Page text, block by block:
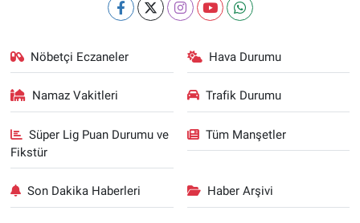
Nöbetçi Eczaneler Hava Durumu
Namaz Vakitleri Trafik Durumu
Süper Lig Puan Durumu ve
Fikstür
Tüm Manşetler
Son Dakika Haberleri Haber Arşivi